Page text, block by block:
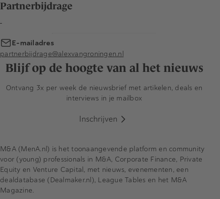
Partnerbijdrage
-
E-mailadres
partnerbijdrage@alexvangroningen.nl
Blijf op de hoogte van al het nieuws
Ontvang 3x per week de nieuwsbrief met artikelen, deals en
interviews in je mailbox
Inschrijven
M&A (MenA.nl) is het toonaangevende platform en community
voor (young) professionals in M&A, Corporate Finance, Private
Equity en Venture Capital, met nieuws, evenementen, een
dealdatabase (Dealmaker.nl), League Tables en het M&A
Magazine.